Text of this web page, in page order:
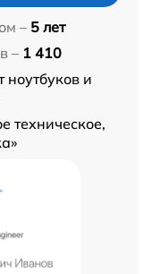
– 5 лет
– 1 410
ноутбуков и
техническое,